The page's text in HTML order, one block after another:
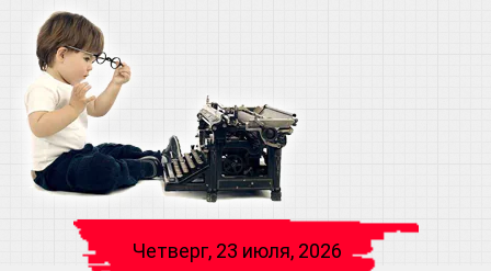
Четверг, 23 июля, 2026